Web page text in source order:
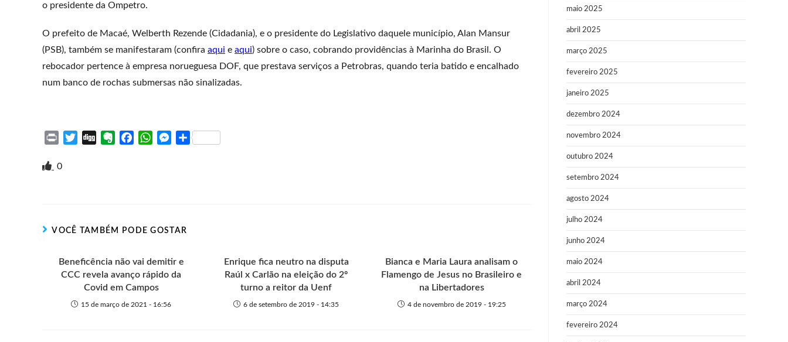
o presidente da Ompetro.
O prefeito de Macaé, Welberth Rezende (Cidadania), e o presidente do Legislativo daquele município, Alan Mansur
(PSB), também se manifestaram (confira aqui e aqui) sobre o caso, cobrando providências à Marinha do Brasil. O
rebocador pertence à empresa norueguesa DOF, que prestava serviços a Petrobras, quando teria batido e encalhado
num banco de rochas submersas não sinalizadas.
i
e
k
W
p
M
e
S
0
VOCÊ TAMBÉM PODE GOSTAR
Beneficência não vai demitir e
CCC revela avanço rápido da
Covid em Campos
15 de março de 2021 - 16:56
Enrique fica neutro na disputa
Raúl x Carlão na eleição do 2º
turno a reitor da Uenf
6 de setembro de 2019 - 14:35
Bianca e Maria Laura analisam o
Flamengo de Jesus no Brasileiro e
na Libertadores
4 de novembro de 2019 - 19:25
maio 2025
abril 2025
março 2025
fevereiro 2025
janeiro 2025
dezembro 2024
novembro 2024
outubro 2024
setembro 2024
agosto 2024
julho 2024
junho 2024
maio 2024
abril 2024
março 2024
fevereiro 2024